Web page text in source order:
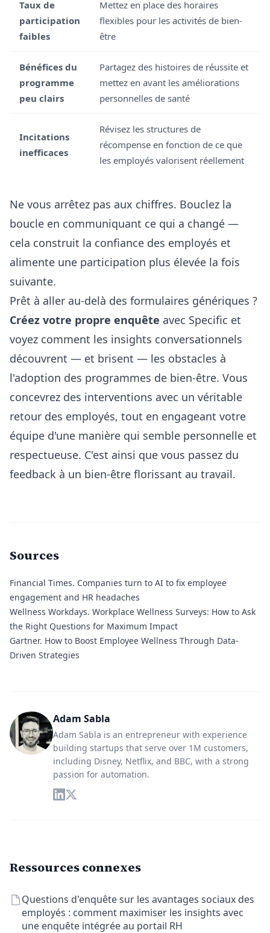
Taux de
participation
faibles
Mettez en place des horaires
flexibles pour les activités de bien-
être
Bénéfices du
programme
peu clairs
Partagez des histoires de réussite et
mettez en avant les améliorations
personnelles de santé
Incitations
inefficaces
Révisez les structures de
récompense en fonction de ce que
les employés valorisent réellement
Ne vous arrêtez pas aux chiffres. Bouclez la
boucle en communiquant ce qui a changé —
cela construit la confiance des employés et
alimente une participation plus élevée la fois
suivante.
Prêt à aller au-delà des formulaires génériques ?
Créez votre propre enquête avec Specific et
voyez comment les insights conversationnels
découvrent — et brisent — les obstacles à
l'adoption des programmes de bien-être. Vous
concevrez des interventions avec un véritable
retour des employés, tout en engageant votre
équipe d'une manière qui semble personnelle et
respectueuse. C'est ainsi que vous passez du
feedback à un bien-être florissant au travail.
Sources
Financial Times. Companies turn to AI to fix employee
engagement and HR headaches
Wellness Workdays. Workplace Wellness Surveys: How to Ask
the Right Questions for Maximum Impact
Gartner. How to Boost Employee Wellness Through Data-
Driven Strategies
Adam Sabla
Adam Sabla is an entrepreneur with experience
building startups that serve over 1M customers,
including Disney, Netflix, and BBC, with a strong
passion for automation.
Ressources connexes
Questions d'enquête sur les avantages sociaux des
employés : comment maximiser les insights avec
une enquête intégrée au portail RH